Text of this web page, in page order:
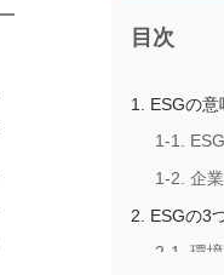
目次
1. ESGの
1-1.
1-2. 企
2. ESGの3
2-1. 環